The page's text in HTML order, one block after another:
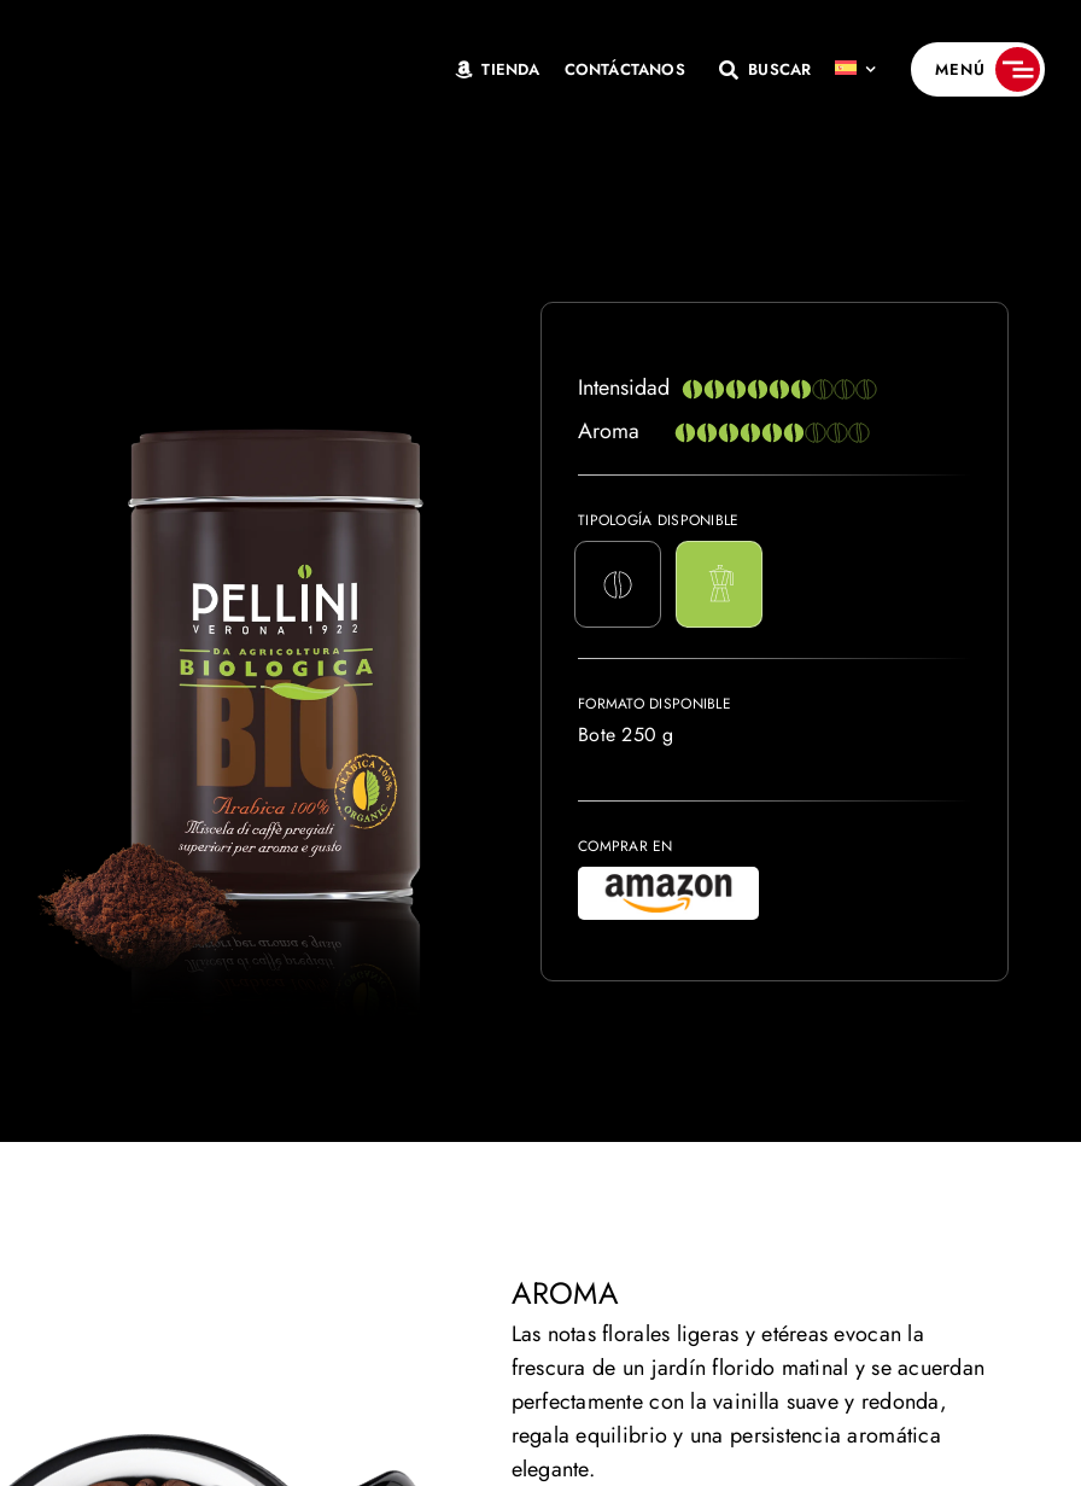
TIENDA CONTÁCTANOS BUSCAR MENÚ
Intensidad
Aroma
TIPOLOGÍA DISPONIBLE
FORMATO DISPONIBLE
Bote 250 g
COMPRAR EN
AROMA
Las notas florales ligeras y etéreas evocan la
frescura de un jardín florido matinal y se acuerdan
perfectamente con la vainilla suave y redonda,
regala equilibrio y una persistencia aromática
elegante.